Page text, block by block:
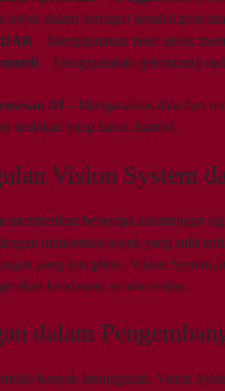
objek dalam berbagai kondisi
– Menggunakan laser untuk
– Menggunakan gelombang
AI – Menganalisis data dari
tindakan yang harus diambil.
Vision System
memberikan beberapa keuntungan
mendeteksi objek yang sulit
yang kompleks. Vision System
kendaraan secara cerdas.
dalam
banyak keunggulan, Vision